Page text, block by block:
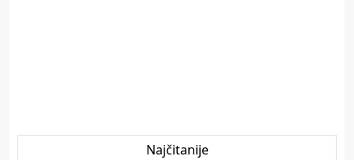
Najčitanije